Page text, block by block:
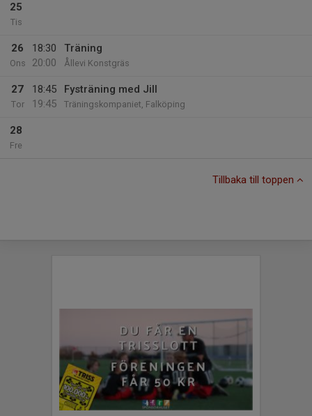
25
Tis
26
Ons
18:30
20:00
Träning
Ållevi Konstgräs
27
Tor
18:45
19:45
Fysträning med Jill
Träningskompaniet, Falköping
28
Fre
Tillbaka till toppen